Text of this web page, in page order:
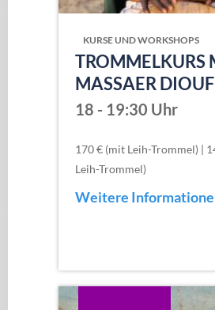
KURSE UND WORKSHOPS
TROMMELKURS
MASSAER DIOUF
18 - 19:30 Uhr
170 € (mit Leih-Trommel) |
Leih-Trommel)
Weitere